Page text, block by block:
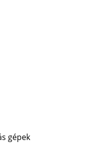
gépek